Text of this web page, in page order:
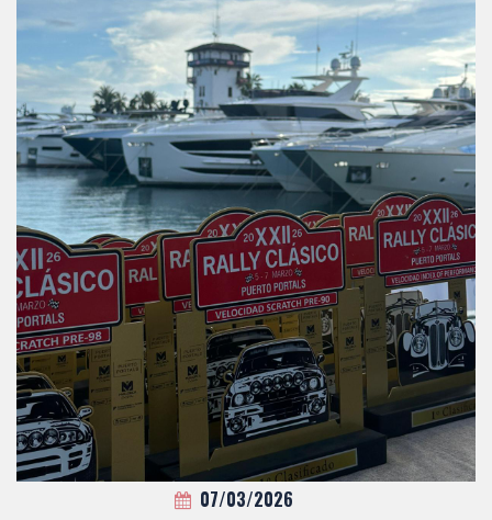
07/03/2026